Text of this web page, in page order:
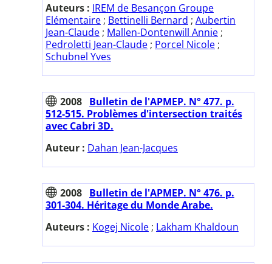
Auteurs : IREM de Besançon Groupe
Elémentaire ; Bettinelli Bernard ; Aubertin
Jean-Claude ; Mallen-Dontenwill Annie ;
Pedroletti Jean-Claude ; Porcel Nicole ;
Schubnel Yves
2008 Bulletin de l'APMEP. N° 477. p.
512-515. Problèmes d'intersection traités
avec Cabri 3D.
Auteur : Dahan Jean-Jacques
2008 Bulletin de l'APMEP. N° 476. p.
301-304. Héritage du Monde Arabe.
Auteurs : Kogej Nicole ; Lakham Khaldoun